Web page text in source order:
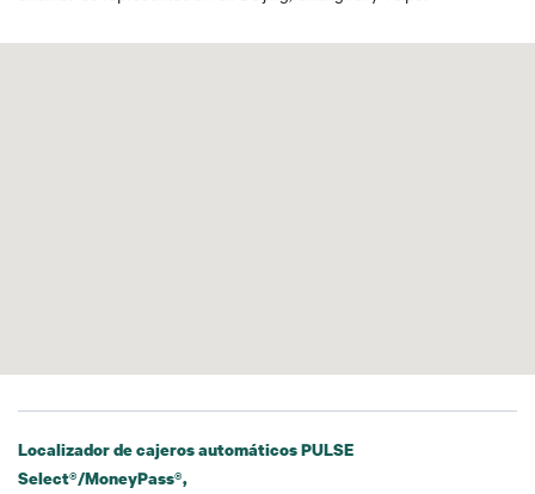
Localizador de cajeros automáticos PULSE
Select®/MoneyPass®,